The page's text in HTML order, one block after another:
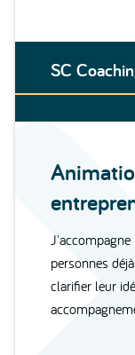
SC
personnes
clarifier leur